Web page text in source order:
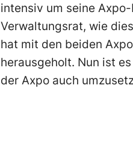
intensiv um seine
Verwaltungsrat, wie
hat mit den beiden
herausgeholt. Nun ist
der Axpo auch